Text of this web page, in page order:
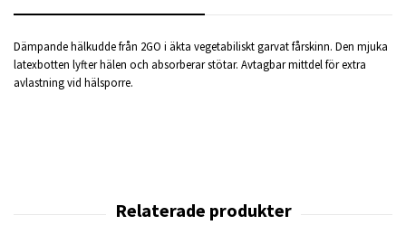
Dämpande hälkudde från 2GO i äkta vegetabiliskt garvat fårskinn. Den mjuka
latexbotten lyfter hälen och absorberar stötar. Avtagbar mittdel för extra
avlastning vid hälsporre.